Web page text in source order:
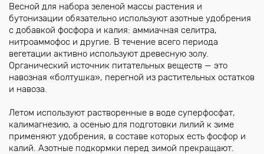
Весной для набора зеленой массы растения и
бутонизации обязательно используют азотные удобрения
с добавкой фосфора и калия: аммиачная селитра,
нитроаммофос и другие. В течение всего периода
вегетации активно используют древесную золу.
Органический источник питательных веществ — это
навозная «болтушка», перегной из растительных остатков
и навоза.
Летом используют растворенные в воде суперфосфат,
калимагнезию, а осенью для подготовки лилий к зиме
применяют удобрения, в составе которых есть фосфор и
калий. Азотные подкормки перед зимой прекращают.